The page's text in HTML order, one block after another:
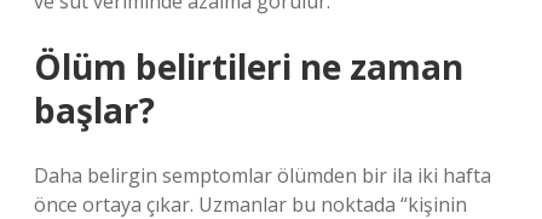
Ölüm belirtileri ne zaman
başlar?
Daha belirgin semptomlar ölümden bir ila iki hafta
önce ortaya çıkar. Uzmanlar bu noktada “kişinin